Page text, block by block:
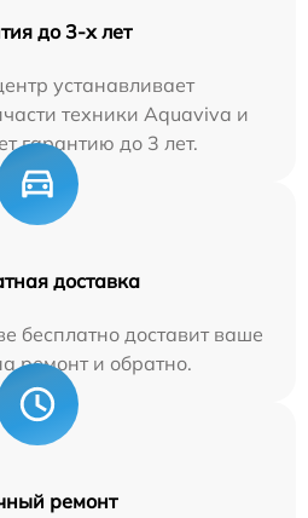
до 3-х лет
устанавливает
техники Aquaviva и
гарантию до 3 лет.
доставка
бесплатно доставит ваше
ремонт и обратно.
ремонт